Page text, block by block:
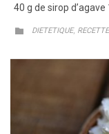
40 g de sirop d’agave
 CATEGORY
DIETETIQUE,